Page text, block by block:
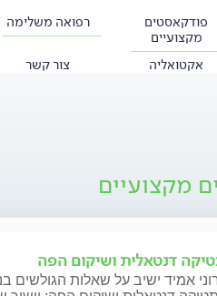
פודקאסטים
מקצועיים
רפואה משלימה
אקטואליה צור קשר
מקצועיים
דנטאלית ושיקום הפה
אמיד ישיב על שאלות הגולשים